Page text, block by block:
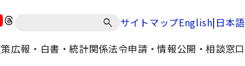
サイトマップEnglish|日本語
広報・白書・統計関係法令申請・情報公開・相談窓口